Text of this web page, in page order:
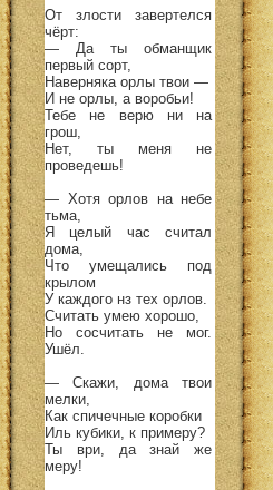
От злости завертелся
чёрт:
— Да ты обманщик
первый сорт,
Наверняка орлы твои —
И не орлы, а воробьи!
Тебе не верю ни на
грош,
Нет, ты меня не
проведешь!
— Хотя орлов на небе
тьма,
Я целый час считал
дома,
Что умещались под
крылом
У каждого нз тех орлов.
Считать умею хорошо,
Но сосчитать не мог.
Ушёл.
— Скажи, дома твои
мелки,
Как спичечные коробки
Иль кубики, к примеру?
Ты ври, да знай же
меру!